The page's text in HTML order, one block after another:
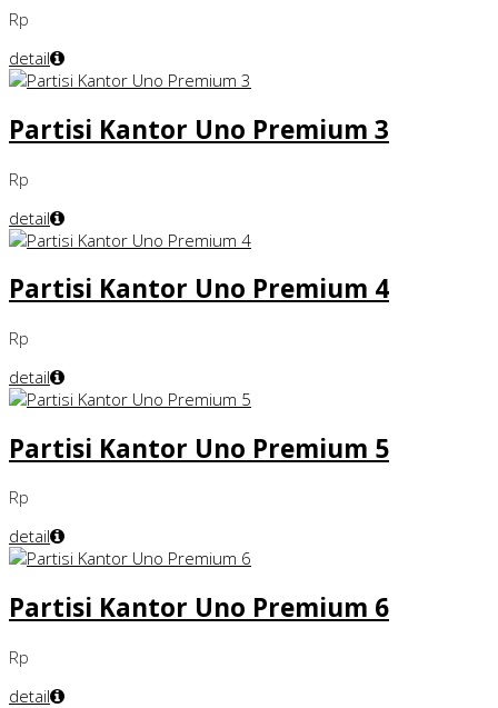
Rp
detail
Partisi Kantor Uno Premium 3
Rp
detail
Partisi Kantor Uno Premium 4
Rp
detail
Partisi Kantor Uno Premium 5
Rp
detail
Partisi Kantor Uno Premium 6
Rp
detail